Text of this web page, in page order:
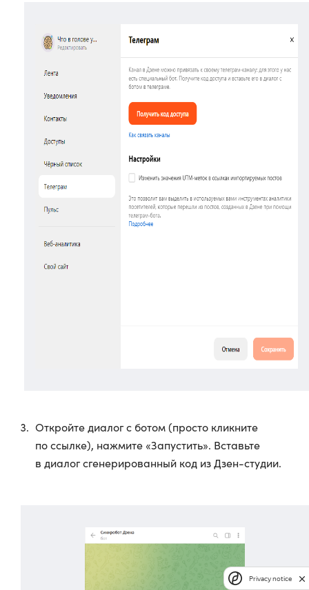
Откройте диалог с ботом (просто кликните
по ссылке), нажмите «Запустить». Вставьте
в диалог сгенерированный код из Дзен-студии.
Privacy notice